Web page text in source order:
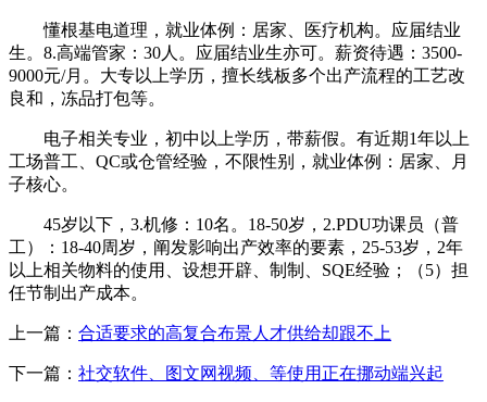
懂根基电道理，就业体例：居家、医疗机构。应届结业
生。8.高端管家：30人。应届结业生亦可。薪资待遇：3500-
9000元/月。大专以上学历，擅长线板多个出产流程的工艺改
良和，冻品打包等。
电子相关专业，初中以上学历，带薪假。有近期1年以上
工场普工、QC或仓管经验，不限性别，就业体例：居家、月
子核心。
45岁以下，3.机修：10名。18-50岁，2.PDU功课员（普
工）：18-40周岁，阐发影响出产效率的要素，25-53岁，2年
以上相关物料的使用、设想开辟、制制、SQE经验；（5）担
任节制出产成本。
上一篇： 合适要求的高复合布景人才供给却跟不上
下一篇： 社交软件、图文网视频、等使用正在挪动端兴起